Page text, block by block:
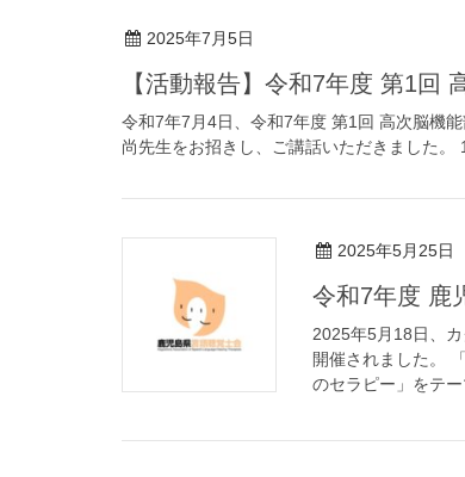
2025年7月5日
【活動報告】令和7年度 第1回
令和7年7月4日、令和7年度 第1回 高次脳機
尚先生をお招きし、ご講話いただきました
2025年5月25日
令和7年度 鹿
2025年5月18日、
開催されました。
のセラピー」をテ